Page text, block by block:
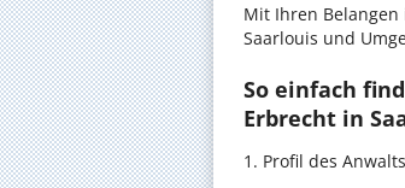
Mit Ihren Belangen
Saarlouis und
So einfach
Erbrecht in
1. Profil des